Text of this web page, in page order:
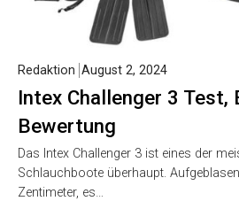
Intex Challenger 3 Test,
Bewertung
Redaktion August 2, 2024
Das Intex Challenger 3 ist eines der
Schlauchboote überhaupt.
Zentimeter, es…